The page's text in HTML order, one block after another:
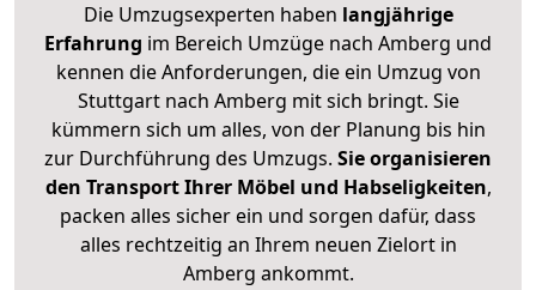
Die Umzugsexperten haben langjährige
Erfahrung im Bereich Umzüge nach Amberg und
kennen die Anforderungen, die ein Umzug von
Stuttgart nach Amberg mit sich bringt. Sie
kümmern sich um alles, von der Planung bis hin
zur Durchführung des Umzugs. Sie organisieren
den Transport Ihrer Möbel und Habseligkeiten,
packen alles sicher ein und sorgen dafür, dass
alles rechtzeitig an Ihrem neuen Zielort in
Amberg ankommt.